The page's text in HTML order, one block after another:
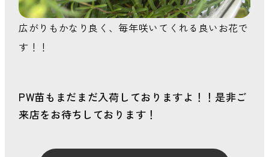
広がりもかなり良く、毎年咲いてくれる良いお花で
す！！
PW苗もまだまだ入荷しておりますよ！！是非ご
来店をお待ちしております！